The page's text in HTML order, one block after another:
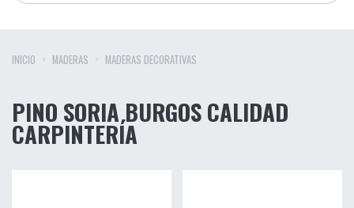
INICIO MADERAS MADERAS DECORATIVAS
PINO SORIA BURGOS CALIDAD
CARPINTERÍA